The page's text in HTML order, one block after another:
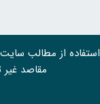
استفاده از مطالب
مقاصد غیر